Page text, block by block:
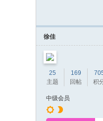
徐佳
25
主题
169
回帖
积
中级会员